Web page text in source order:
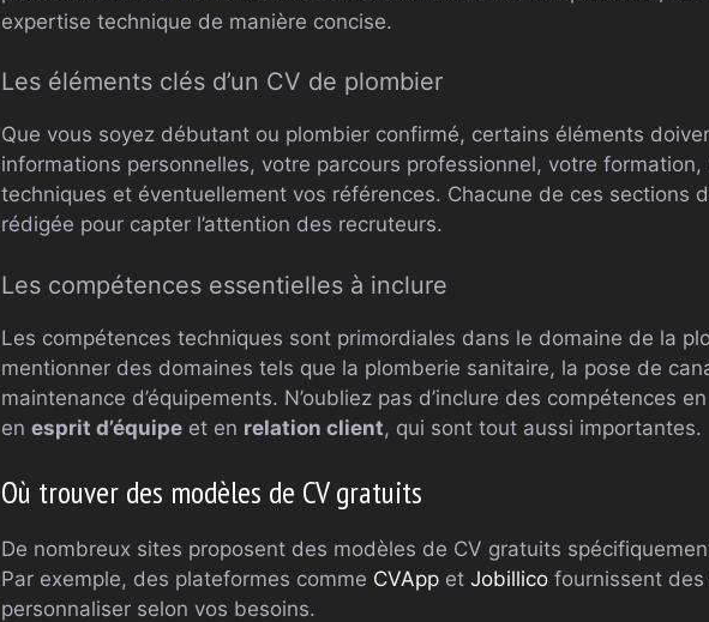
expertise technique de manière concise.
Les éléments clés d’un CV de plombier
Que vous soyez débutant ou plombier confirmé, certains éléments
informations personnelles, votre parcours professionnel, votre formation,
techniques et éventuellement vos références. Chacune de ces sections
rédigée pour capter l’attention des recruteurs.
Les compétences essentielles à inclure
Les compétences techniques sont primordiales dans le domaine de la
mentionner des domaines tels que la plomberie sanitaire, la pose de
maintenance d’équipements. N’oubliez pas d’inclure des compétences en
en esprit d’équipe et en relation client, qui sont tout aussi importantes.
Où trouver des modèles de CV gratuits
De nombreux sites proposent des modèles de CV gratuits
Par exemple, des plateformes comme CVApp et Jobillico fournissent
personnaliser selon vos besoins.